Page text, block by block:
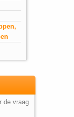
de vraag